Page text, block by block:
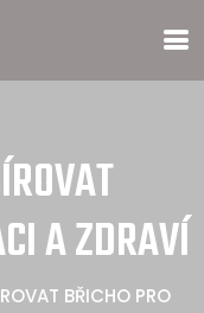
A ZDRAVÍ
BŘICHO PRO